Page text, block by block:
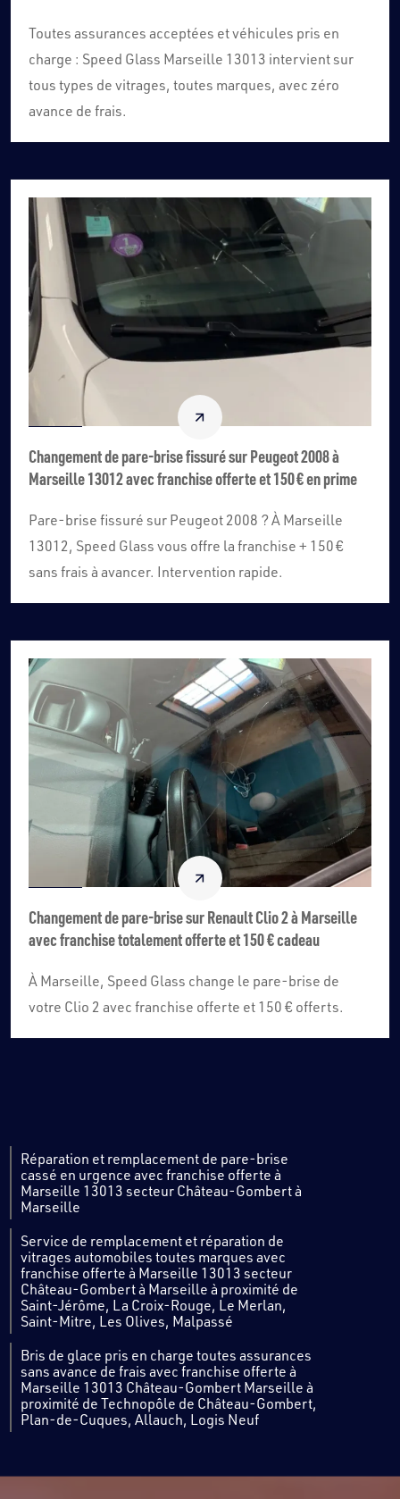
Toutes assurances acceptées et véhicules pris en
charge : Speed Glass Marseille 13013 intervient sur
tous types de vitrages, toutes marques, avec zéro
avance de frais.
Changement de pare-brise fissuré sur Peugeot 2008 à
Marseille 13012 avec franchise offerte et 150 € en prime
Pare-brise fissuré sur Peugeot 2008 ? À Marseille
13012, Speed Glass vous offre la franchise + 150 €
sans frais à avancer. Intervention rapide.
Changement de pare-brise sur Renault Clio 2 à Marseille
avec franchise totalement offerte et 150 € cadeau
À Marseille, Speed Glass change le pare-brise de
votre Clio 2 avec franchise offerte et 150 € offerts.
Réparation et remplacement de pare-brise
cassé en urgence avec franchise offerte à
Marseille 13013 secteur Château-Gombert à
Marseille
Service de remplacement et réparation de
vitrages automobiles toutes marques avec
franchise offerte à Marseille 13013 secteur
Château-Gombert à Marseille à proximité de
Saint-Jérôme, La Croix-Rouge, Le Merlan,
Saint-Mitre, Les Olives, Malpassé
Bris de glace pris en charge toutes assurances
sans avance de frais avec franchise offerte à
Marseille 13013 Château-Gombert Marseille à
proximité de Technopôle de Château-Gombert,
Plan-de-Cuques, Allauch, Logis Neuf